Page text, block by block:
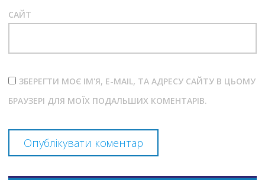
САЙТ
ЗБЕРЕГТИ МОЄ ІМ'Я, E-MAIL, ТА АДРЕСУ САЙТУ В ЦЬОМУ
БРАУЗЕРІ ДЛЯ МОЇХ ПОДАЛЬШИХ КОМЕНТАРІВ.